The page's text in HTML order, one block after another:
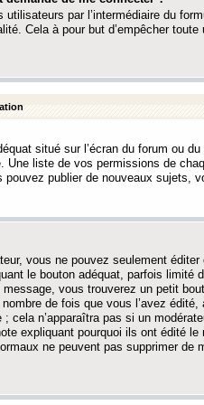
par l’intermédiaire du
Cela à pour but d’empêcher toute
situé sur l’écran du forum ou
Une liste de vos permissions de
publier de nouveaux sujets,
vous ne pouvez seulement éditer
le bouton adéquat, parfois limité
vous trouverez un petit
de fois que vous l’avez édité,
; cela n’apparaîtra pas si un
expliquant pourquoi ils ont édité le
ne peuvent pas supprimer de